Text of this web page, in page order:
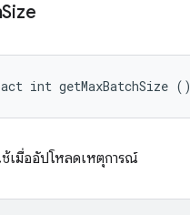
Size
int getMaxBatchSize ()
เมื่ออัปโหลดเหตุการณ์